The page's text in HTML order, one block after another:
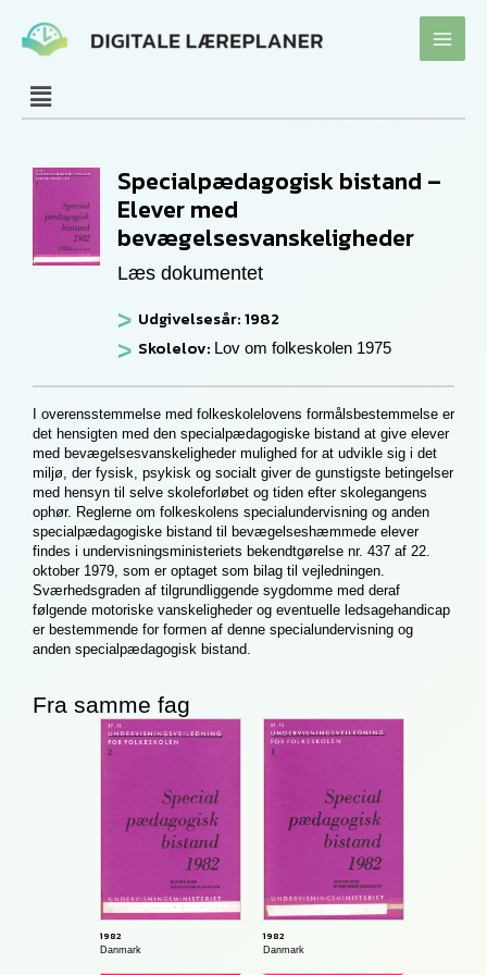
Fra samme fag
1982
Danmark
1982
Danmark
Specialpædagogisk bistand –
Elever med
bevægelsesvanskeligheder
Læs dokumentet
Udgivelsesår: 1982
Skolelov: Lov om folkeskolen 1975
I overensstemmelse med folkeskolelovens formålsbestemmelse er
det hensigten med den specialpædagogiske bistand at give elever
med bevægelsesvanskeligheder mulighed for at udvikle sig i det
miljø, der fysisk, psykisk og socialt giver de gunstigste betingelser
med hensyn til selve skoleforløbet og tiden efter skolegangens
ophør. Reglerne om folkeskolens specialundervisning og anden
specialpædagogiske bistand til bevægelseshæmmede elever
findes i undervisningsministeriets bekendtgørelse nr. 437 af 22.
oktober 1979, som er optaget som bilag til vejledningen.
Sværhedsgraden af tilgrundliggende sygdomme med deraf
følgende motoriske vanskeligheder og eventuelle ledsagehandicap
er bestemmende for formen af denne specialundervisning og
anden specialpædagogisk bistand.